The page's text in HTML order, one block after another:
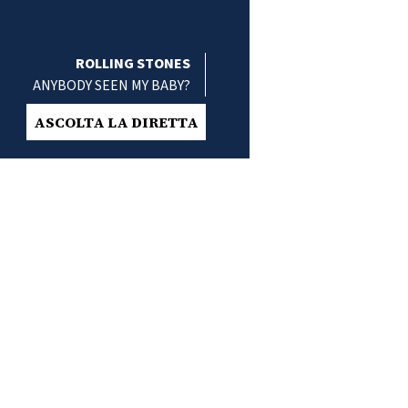
ROLLING STONES
ANYBODY SEEN MY BABY?
ASCOLTA LA DIRETTA